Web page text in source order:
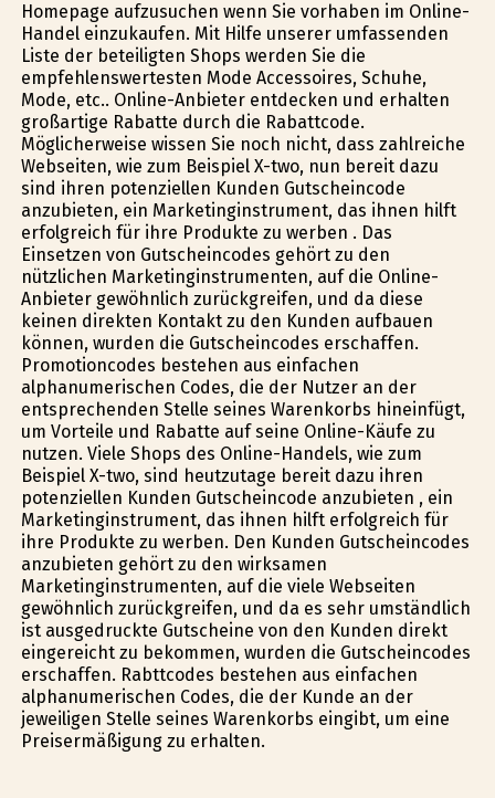
Homepage aufzusuchen wenn Sie vorhaben im Online-
Handel einzukaufen. Mit Hilfe unserer umfassenden
Liste der beteiligten Shops werden Sie die
empfehlenswertesten Mode Accessoires, Schuhe,
Mode, etc.. Online-Anbieter entdecken und erhalten
großartige Rabatte durch die Rabattcode.
Möglicherweise wissen Sie noch nicht, dass zahlreiche
Webseiten, wie zum Beispiel X-two, nun bereit dazu
sind ihren potenziellen Kunden Gutscheincode
anzubieten, ein Marketinginstrument, das ihnen hilft
erfolgreich für ihre Produkte zu werben . Das
Einsetzen von Gutscheincodes gehört zu den
nützlichen Marketinginstrumenten, auf die Online-
Anbieter gewöhnlich zurückgreifen, und da diese
keinen direkten Kontakt zu den Kunden aufbauen
können, wurden die Gutscheincodes erschaffen.
Promotioncodes bestehen aus einfachen
alphanumerischen Codes, die der Nutzer an der
entsprechenden Stelle seines Warenkorbs hineinfügt,
um Vorteile und Rabatte auf seine Online-Käufe zu
nutzen. Viele Shops des Online-Handels, wie zum
Beispiel X-two, sind heutzutage bereit dazu ihren
potenziellen Kunden Gutscheincode anzubieten , ein
Marketinginstrument, das ihnen hilft erfolgreich für
ihre Produkte zu werben. Den Kunden Gutscheincodes
anzubieten gehört zu den wirksamen
Marketinginstrumenten, auf die viele Webseiten
gewöhnlich zurückgreifen, und da es sehr umständlich
ist ausgedruckte Gutscheine von den Kunden direkt
eingereicht zu bekommen, wurden die Gutscheincodes
erschaffen. Rabttcodes bestehen aus einfachen
alphanumerischen Codes, die der Kunde an der
jeweiligen Stelle seines Warenkorbs eingibt, um eine
Preisermäßigung zu erhalten.